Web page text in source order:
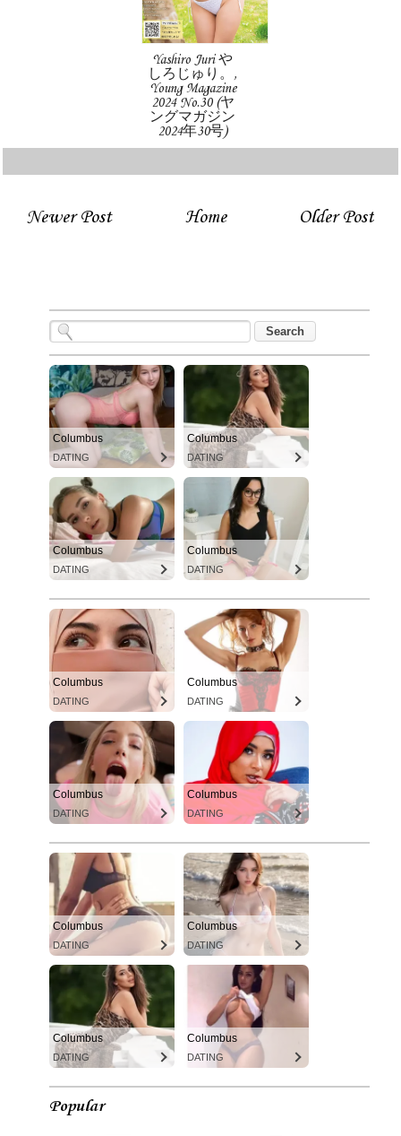
Yashiro Juri や
しろじゅり。,
Young Magazine
2024 No.30 (ヤ
ングマガジン
2024年30号)
Newer Post Older Post
Home
Columbus
DATING
Columbus
DATING
Columbus
DATING
Columbus
DATING
Columbus
DATING
Columbus
DATING
Columbus
DATING
Columbus
DATING
Columbus
DATING
Columbus
DATING
Columbus
DATING
Columbus
DATING
Popular